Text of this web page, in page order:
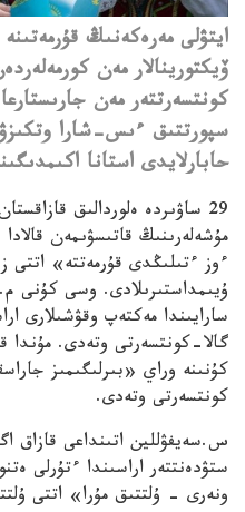
ايتۋلى مەرەكەنىڭ
ۆيكتورينالار مەن
كونتسەرتتەر مەن
سپورتتىق ءىس-شارا
حابارلايدى استانا
29 ساۋىردە ەلوردالىق
مۇشەلەرىنىڭ قاتىسۋىمەن
ءوز ءتىلىڭدى قۇرمەتتە» اتتى
ۇيىمداستىرىلادى. وسى كۇنى
سارايىندا مەكتەپ وقۋشىلارى
گالا-كونتسەرتى وتەدى. مۇندا
كۇنىنە وراي «بىرلىگىمىز
كونتسەرتى وتەدى.
س.سەيفۋللين اتىنداعى قازاق
ستۋدەنتتەر اراسىندا ءتۇرلى
ونەرى – ۇلتتىق مۇرا» اتتى